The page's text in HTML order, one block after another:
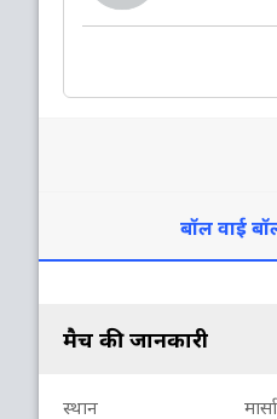
बॉल वाई
मैच की जानकारी
स्थान